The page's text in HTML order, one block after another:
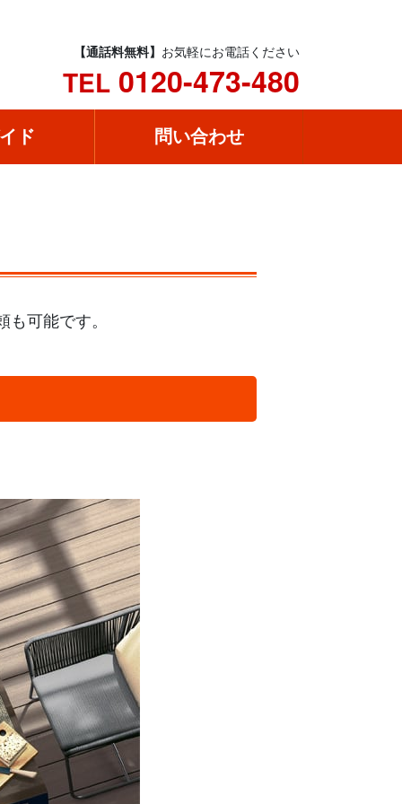
【通話料無料】 お気軽にお電話ください
TEL 0120-473-480
ド 問い合わせ
可能です。